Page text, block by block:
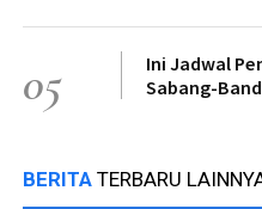
05
Ini Jadwal
Sabang-
BERITA TERBARU